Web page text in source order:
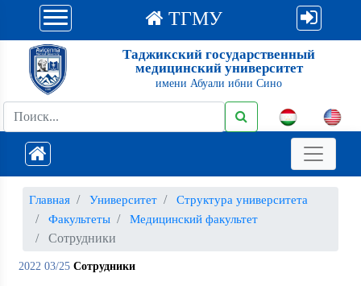
ТГМУ
Таджикский государственный
медицинский университет
имени Абуали ибни Сино
Главная Университет
Структура университета
Факультеты
Медицинский факультет
Сотрудники
2022 03/25 Сотрудники